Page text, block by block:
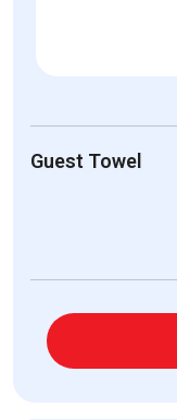
Guest Towel